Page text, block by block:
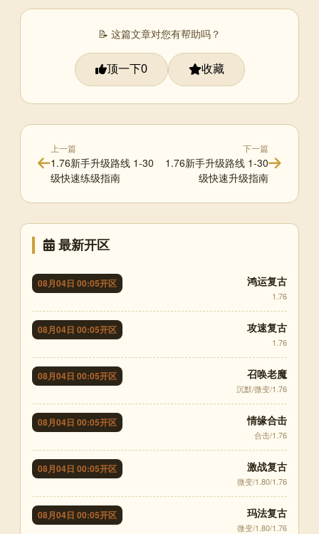
📝 这篇文章对您有帮助吗？
顶一下0 收藏
上一篇
1.76新手升级路线 1-30
级快速练级指南
下一篇
1.76新手升级路线 1-30
级快速升级指南
最新开区
08月04日 00:05开区 鸿运复古
1.76
08月04日 00:05开区 攻速复古
1.76
08月04日 00:05开区 召唤老魔
沉默/微变/1.76
08月04日 00:05开区 情缘合击
合击/1.76
08月04日 00:05开区 激战复古
微变/1.80/1.76
08月04日 00:05开区 玛法复古
微变/1.80/1.76